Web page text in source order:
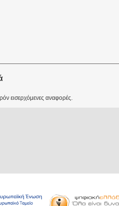
εισερχόμενες αναφορές.